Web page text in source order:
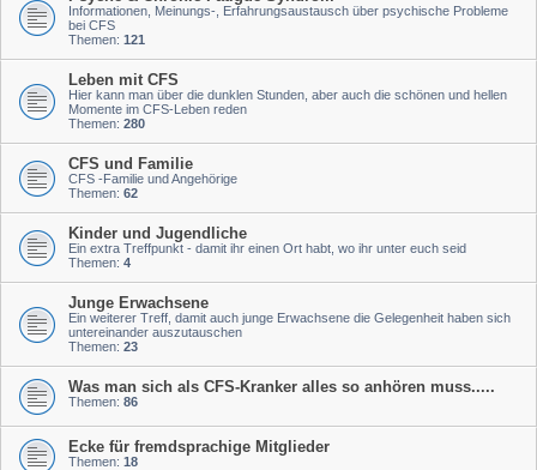
Informationen, Meinungs-, Erfahrungsaustausch über psychische Probleme
bei CFS
Themen: 121
Leben mit CFS
Hier kann man über die dunklen Stunden, aber auch die schönen und hellen
Momente im CFS-Leben reden
Themen: 280
CFS und Familie
CFS -Familie und Angehörige
Themen: 62
Kinder und Jugendliche
Ein extra Treffpunkt - damit ihr einen Ort habt, wo ihr unter euch seid
Themen: 4
Junge Erwachsene
Ein weiterer Treff, damit auch junge Erwachsene die Gelegenheit haben sich
untereinander auszutauschen
Themen: 23
Was man sich als CFS-Kranker alles so anhören muss.....
Themen: 86
Ecke für fremdsprachige Mitglieder
Themen: 18